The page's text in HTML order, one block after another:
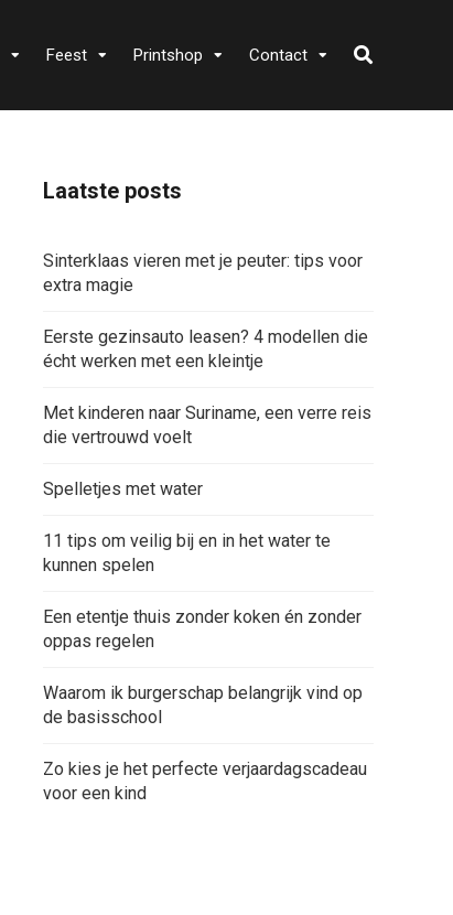
Feest Printshop Contact
Laatste posts
Sinterklaas vieren met je peuter: tips voor
extra magie
Eerste gezinsauto leasen? 4 modellen die
écht werken met een kleintje
Met kinderen naar Suriname, een verre reis
die vertrouwd voelt
Spelletjes met water
11 tips om veilig bij en in het water te
kunnen spelen
Een etentje thuis zonder koken én zonder
oppas regelen
Waarom ik burgerschap belangrijk vind op
de basisschool
Zo kies je het perfecte verjaardagscadeau
voor een kind